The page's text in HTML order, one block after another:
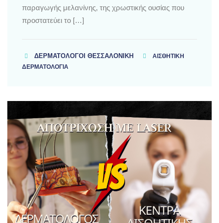
παραγωγής μελανίνης, της χρωστικής ουσίας που
προστατεύει το […]
ΔΕΡΜΑΤΟΛΌΓΟΙ ΘΕΣΣΑΛΟΝΊΚΗ
ΑΙΣΘΗΤΙΚΗ
ΔΕΡΜΑΤΟΛΟΓΙΑ